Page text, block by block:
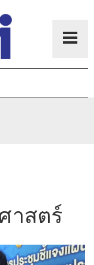
าสตร์